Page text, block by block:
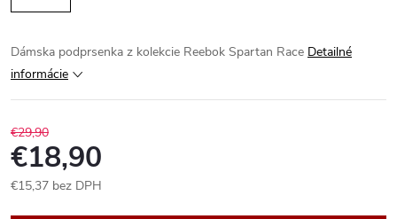
Dámska podprsenka z kolekcie Reebok Spartan Race Detailné
informácie
€29,90
€18,90
€15,37 bez DPH